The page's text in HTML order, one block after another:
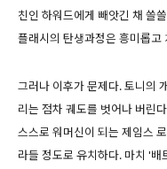
친인 하워드에게 빼앗긴 채 쓸
플래시의 탄생과정은 흥미롭고
그러나 이후가 문제다. 토니의
리는 점차 궤도를 벗어나 버린
스스로 워머신이 되는 제임스
라들 정도로 유치하다. 마치 '